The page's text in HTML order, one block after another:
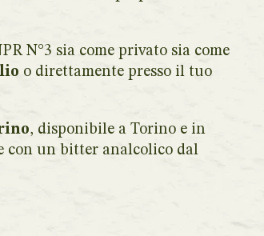
N°3 sia come privato sia come
o direttamente presso il tuo
, disponibile a Torino e in
con un bitter analcolico dal